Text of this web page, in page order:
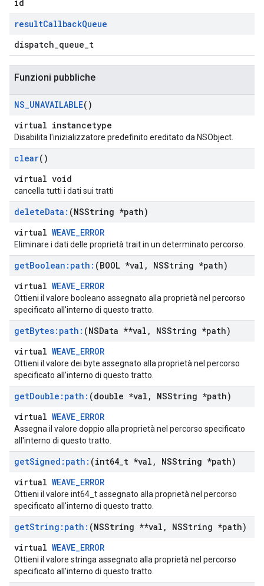
id
resultCallbackQueue
dispatch_queue_t
Funzioni pubbliche
NS_UNAVAILABLE()
virtual instancetype
Disabilita l'inizializzatore predefinito ereditato da NSObject.
clear()
virtual void
cancella tutti i dati sui tratti
deleteData: (NSString *path)
virtual WEAVE_ERROR
Eliminare i dati delle proprietà trait in un determinato percorso.
getBoolean:path: (BOOL *val ,
NSString *path)
virtual WEAVE_ERROR
Ottieni il valore booleano assegnato alla proprietà nel percorso
specificato all'interno di questo tratto.
getBytes:path: (NSData **val ,
NSString *path)
virtual WEAVE_ERROR
Ottieni il valore dei byte assegnato alla proprietà nel percorso
specificato all'interno di questo tratto.
getDouble:path: (double *val ,
NSString *path)
virtual WEAVE_ERROR
Assegna il valore doppio alla proprietà nel percorso specificato
all'interno di questo tratto.
getSigned:path: (int64 t *val ,
NSString *path)
virtual WEAVE_ERROR
Ottieni il valore int64_t assegnato alla proprietà nel percorso
specificato all'interno di questo tratto.
getString:path: (NSString **val ,
NSString *path)
virtual WEAVE_ERROR
Ottieni il valore stringa assegnato alla proprietà nel percorso
specificato all'interno di questo tratto.